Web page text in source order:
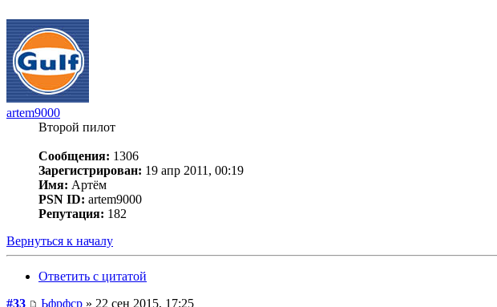
artem9000
Второй пилот
Сообщения: 1306
Зарегистрирован: 19 апр 2011, 00:19
Имя: Артём
PSN ID: artem9000
Репутация: 182
Вернуться к началу
Ответить с цитатой
#33
Ьфрфср » 22 сен 2015, 17:25